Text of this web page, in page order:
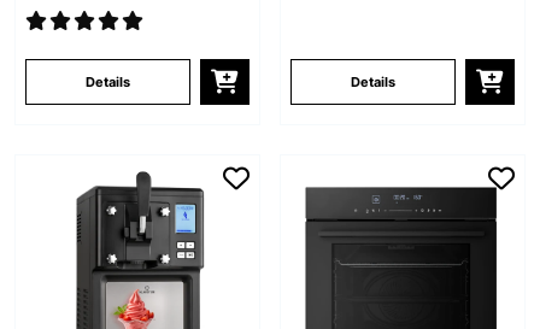
Details Details